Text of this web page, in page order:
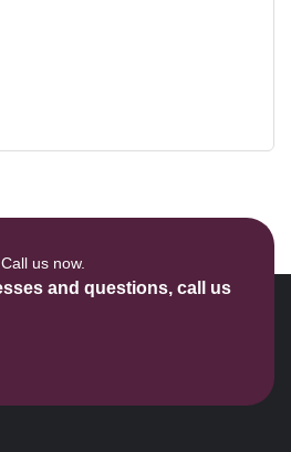
Call us now.
and questions, call us